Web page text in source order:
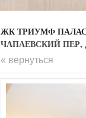
ЖК ТРИУМФ
ЧАПАЕВСКИЙ ПЕР,
« вернуться